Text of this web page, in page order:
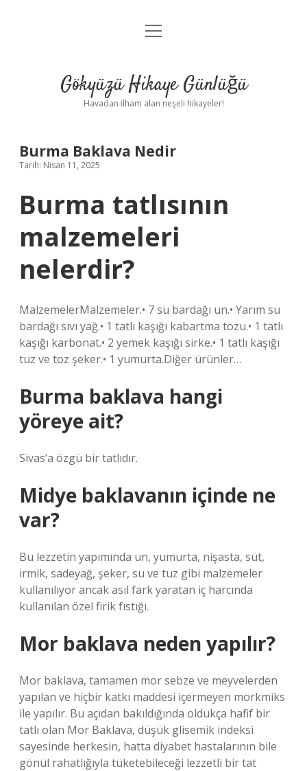
Anasayfa
Yasal Uyarı
menüyü
Gökyüzü Hikaye Günlüğü
Havadan ilham alan neşeli hikayeler!
Burma Baklava Nedir
Tarih: Nisan 11, 2025
Burma tatlısının
malzemeleri
nelerdir?
MalzemelerMalzemeler.• 7 su bardağı un.• Yarım su
bardağı sıvı yağ.• 1 tatlı kaşığı kabartma tozu.• 1 tatlı
kaşığı karbonat.• 2 yemek kaşığı sirke.• 1 tatlı kaşığı
tuz ve toz şeker.• 1 yumurta.Diğer ürünler…
Burma baklava hangi
yöreye ait?
Sivas’a özgü bir tatlıdır.
Midye baklavanın içinde ne
var?
Bu lezzetin yapımında un, yumurta, nişasta, süt,
irmik, sadeyağ, şeker, su ve tuz gibi malzemeler
kullanılıyor ancak asıl fark yaratan iç harcında
kullanılan özel firik fıstığı.
Mor baklava neden yapılır?
Mor baklava, tamamen mor sebze ve meyvelerden
yapılan ve hiçbir katkı maddesi içermeyen morkmiks
ile yapılır. Bu açıdan bakıldığında oldukça hafif bir
tatlı olan Mor Baklava, düşük glisemik indeksi
sayesinde herkesin, hatta diyabet hastalarının bile
gönül rahatlığıyla tüketebileceği lezzetli bir tat